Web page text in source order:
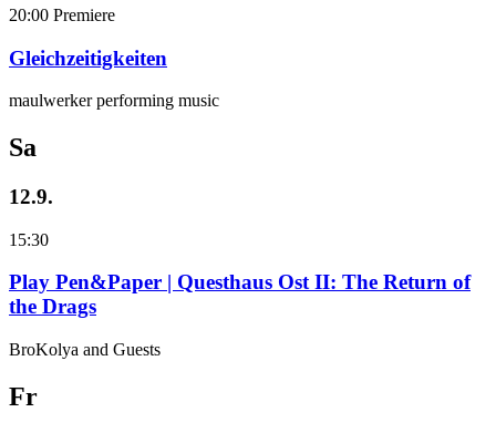
20:00 Premiere
Gleichzeitigkeiten
maulwerker performing music
Sa
12.9.
15:30
Play Pen&Paper | Questhaus Ost II: The Return of
the Drags
BroKolya and Guests
Fr